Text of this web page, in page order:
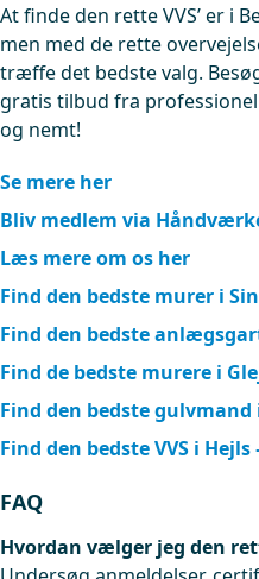
At finde den rette VVS’ er i
men med de rette
træffe det bedste valg.
gratis tilbud fra
og nemt!
Se mere her
Bliv medlem via
Læs mere om os her
Find den bedste murer i
Find den bedste
Find de bedste murere i
Find den bedste
Find den bedste VVS i Hejls
FAQ
Hvordan vælger jeg den